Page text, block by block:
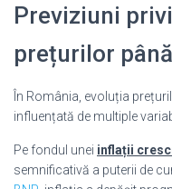
Previziuni
prețurilor
În România, evoluția
influențată de multiple
Pe fondul unei inflații
semnificativă a puterii de